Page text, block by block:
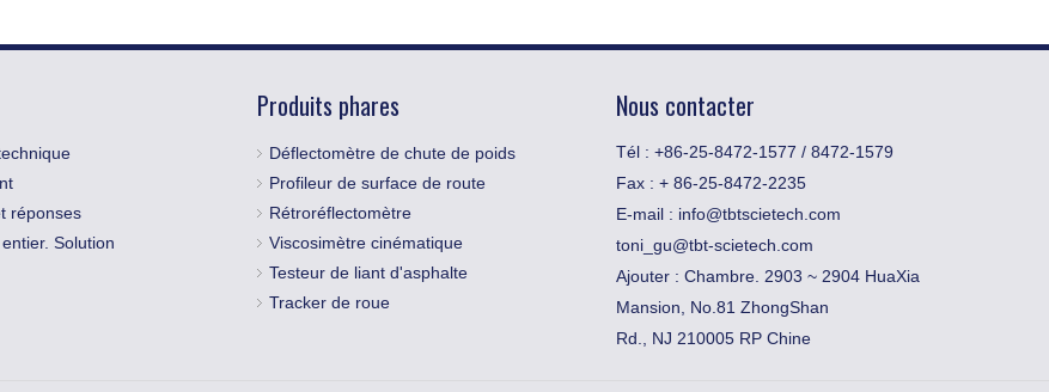
réponses
Solution
Produits phares
Déflectomètre de chute de poids
Profileur de surface de route
Rétroréflectomètre
Viscosimètre cinématique
Testeur de liant d'asphalte
Tracker de roue
Nous contacter
Tél : +86-25-8472-1577 / 8472-1579
Fax : ​+ 86-25-8472-2235
E-mail : info@tbtscietech.com
toni_gu@tbt-scietech.com
Ajouter : Chambre. 2903 ~ 2904 HuaXia
Mansion, No.81 ZhongShan
Rd., NJ 210005 RP Chine